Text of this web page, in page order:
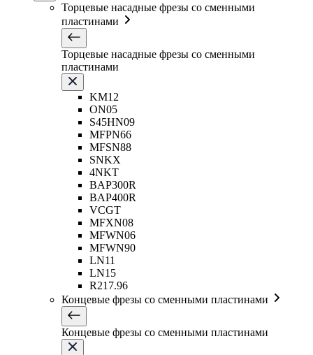
Торцевые насадные фрезы со сменными
пластинами
Торцевые насадные фрезы со сменными
пластинами
KM12
ON05
S45HN09
MFPN66
MFSN88
SNKX
4NKT
BAP300R
BAP400R
VCGT
MFXN08
MFWN06
MFWN90
LN11
LN15
R217.96
Концевые фрезы со сменными пластинами
Концевые фрезы со сменными пластинами